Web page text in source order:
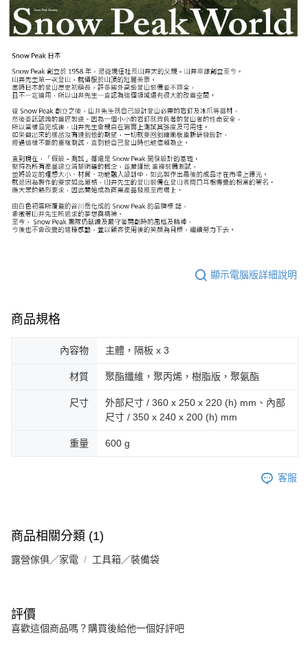
顯示電腦版詳細說明
商品規格
內容物 主體，隔板 x 3
材質 聚酯纖維，聚丙烯，樹脂版，聚氨酯
尺寸
外部尺寸 / 360 x 250 x 220 (h) mm、內部
尺寸 / 350 x 240 x 200 (h) mm
重量 600 g
客服
商品相關分類 (1)
露營傢俱／家電 工具箱／裝備袋
評價
喜歡這個商品嗎？購買後給他一個好評吧